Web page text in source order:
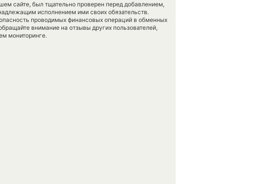
сайте, был тщательно проверен перед добавлением,
исполнением ими своих обязательств.
проводимых финансовых операций в обменных
внимание на отзывы других пользователей,
мониторинге.